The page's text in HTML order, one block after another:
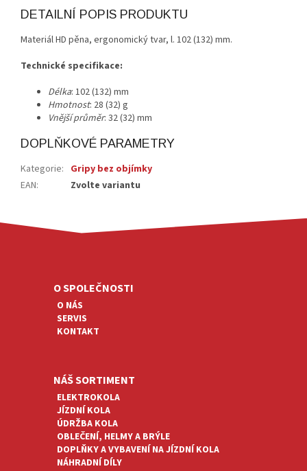
DETAILNÍ POPIS PRODUKTU
Materiál HD pěna, ergonomický tvar, l. 102 (132) mm.
Technické specifikace:
Délka: 102 (132) mm
Hmotnost: 28 (32) g
Vnější průměr: 32 (32) mm
DOPLŇKOVÉ PARAMETRY
Kategorie: Gripy bez objímky
EAN: Zvolte variantu
O SPOLEČNOSTI
O NÁS
SERVIS
KONTAKT
NÁŠ SORTIMENT
ELEKTROKOLA
JÍZDNÍ KOLA
ÚDRŽBA KOLA
OBLEČENÍ, HELMY A BRÝLE
DOPLŇKY A VYBAVENÍ NA JÍZDNÍ KOLA
NÁHRADNÍ DÍLY